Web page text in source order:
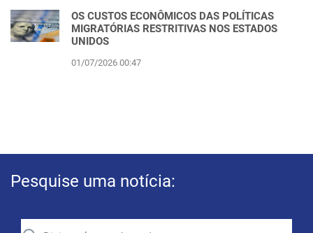
OS CUSTOS ECONÔMICOS DAS POLÍTICAS
MIGRATÓRIAS RESTRITIVAS NOS ESTADOS
UNIDOS
01/07/2026 00:47
Pesquise uma notícia: